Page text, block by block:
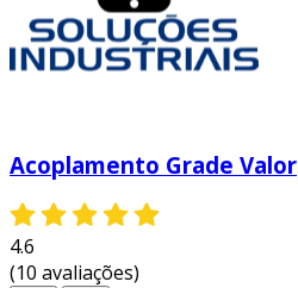
Acoplamento Grade Valor
4.6
(10 avaliações)